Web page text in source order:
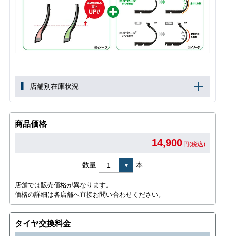
店舗別在庫状況
商品価格
14,900 円(税込)
数量 本
店舗では販売価格が異なります。
価格の詳細は各店舗へ直接お問い合わせください。
タイヤ交換料金